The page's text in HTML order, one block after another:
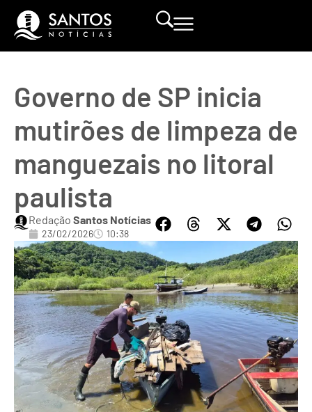
Governo de SP inicia
mutirões de limpeza de
manguezais no litoral
paulista
Redação Santos Notícias
23/02/2026 10:38